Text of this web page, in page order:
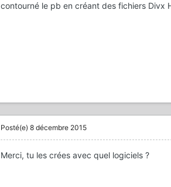
contourné le pb en créant des fichiers Divx
Posté(e) 8 décembre 2015
Merci, tu les crées avec quel logiciels ?